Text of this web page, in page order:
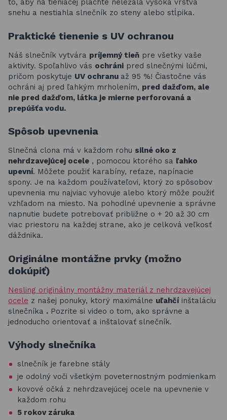
to, aby na tieniacej plachte neležala vysoká vrstva
snehu a nestiahla slnečník zo steny alebo stĺpika.
Praktické tienenie s UV ochranou
Náš slnečník vytvára príjemný tieň pre všetky vaše
aktivity. Spoľahlivo vás ochráni pred slnečnými lúčmi,
pričom poskytuje UV ochranu až 95 %! Čiastočne vás
ochráni aj pred ľahkým mrholením, pred dažďom, ale
nie pred dažďom, látka je mierne perforovaná a
prepúšťa vodu.
Spôsob upevnenia
Slnečná clona má v každom rohu silné oko z
nehrdzavejúcej ocele , pomocou ktorého sa ľahko
upevní. Môžete použiť karabíny, reťaze, napínacie
spony. Je na každom používateľovi, ktorý zo spôsobov
upevnenia mu najviac vyhovuje alebo ktorý môže použiť
vzhľadom na miesto. Na pohodlné upevnenie a správne
napnutie budete potrebovať približne o + 20 až 30 cm
viac priestoru na každej strane, ako je celková veľkosť
dáždnika.
Originálne montážne prvky (možno
dokúpiť)
Nesling originálny montážny materiál z nehrdzavejúcej
ocele z našej ponuky, ktorý maximálne uľahčíinštaláciu
slnečníka . Pozrite si video o tom, ako správne a
jednoducho orientovať a inštalovať slnečník.
Výhody slnečníka
slnečník je farebne stály
je odolný voči všetkým poveternostným podmienkam
kovové očká z nehrdzavejúcej ocele na upevnenie v
každom rohu
5 rokov záruka